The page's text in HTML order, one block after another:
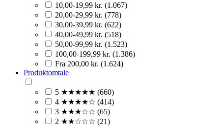
10,00-19,99 kr. (1.067)
20,00-29,99 kr. (778)
30,00-39,99 kr. (622)
40,00-49,99 kr. (518)
50,00-99,99 kr. (1.523)
100,00-199,99 kr. (1.386)
Fra 200,00 kr. (1.624)
Produktomtale
5 ★★★★★ (660)
4 ★★★★☆ (414)
3 ★★★☆☆ (65)
2 ★★☆☆☆ (21)